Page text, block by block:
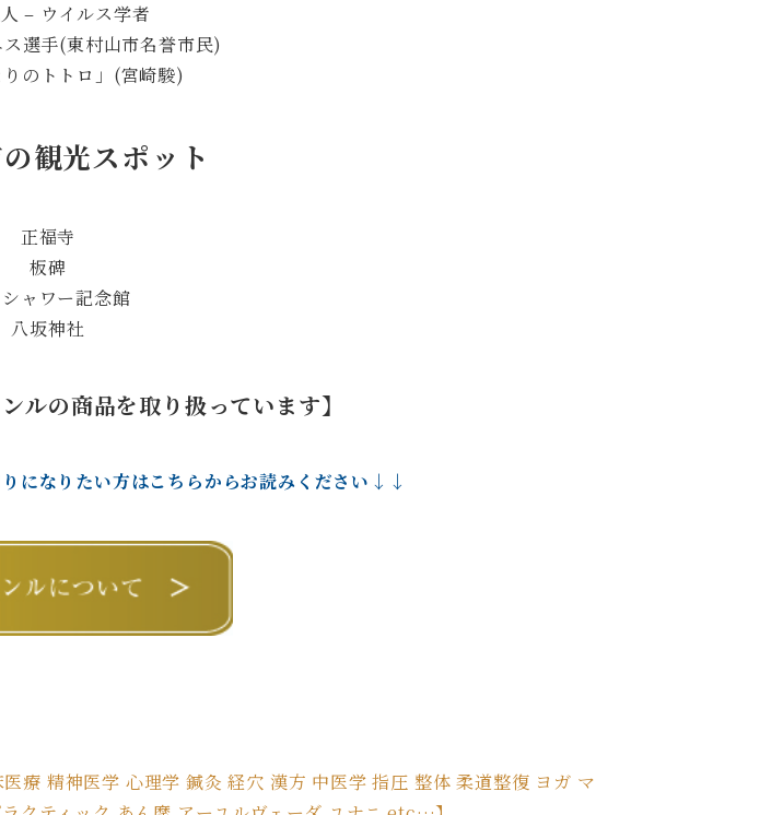
– ウイルス学者
選手(東村山市名誉市民)
のトトロ」(宮崎駿)
観光スポット
正福寺
板碑
ャワー記念館
八坂神社
ルの商品を取り扱っています】
になりたい方はこちらからお読みください↓↓
療 精神医学 心理学 鍼灸 経穴 漢方 中医学 指圧 整体 柔道整復 ヨガ マ